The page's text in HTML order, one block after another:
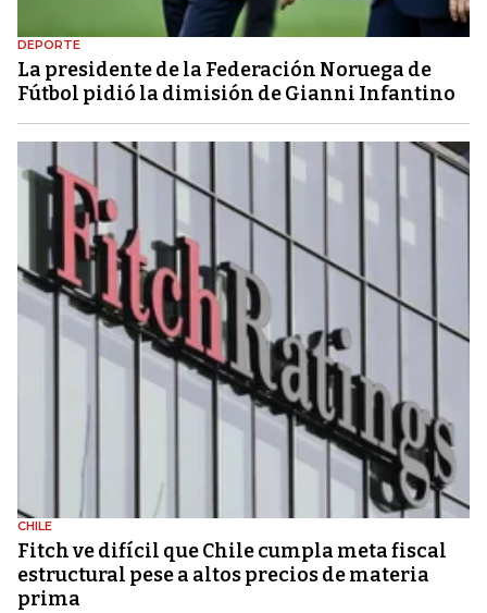
DEPORTE
La presidente de la Federación Noruega de
Fútbol pidió la dimisión de Gianni Infantino
CHILE
Fitch ve difícil que Chile cumpla meta fiscal
estructural pese a altos precios de materia
prima